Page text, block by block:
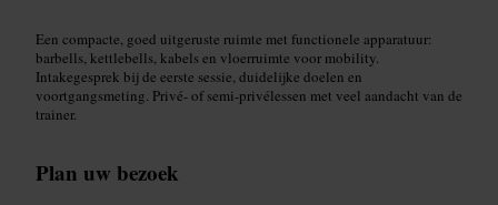
Een compacte, goed uitgeruste ruimte met functionele apparatuur:
barbells, kettlebells, kabels en vloerruimte voor mobility.
Intakegesprek bij de eerste sessie, duidelijke doelen en
voortgangsmeting. Privé- of semi-privélessen met veel aandacht van de
trainer.
Plan uw bezoek